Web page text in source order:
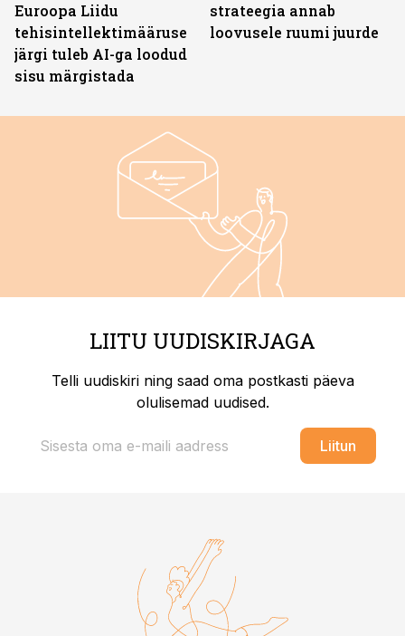
Euroopa Liidu
tehisintellektimääruse
järgi tuleb AI-ga loodud
sisu märgistada
strateegia annab
loovusele ruumi juurde
LIITU UUDISKIRJAGA
Telli uudiskiri ning saad oma postkasti päeva
olulisemad uudised.
Liitun